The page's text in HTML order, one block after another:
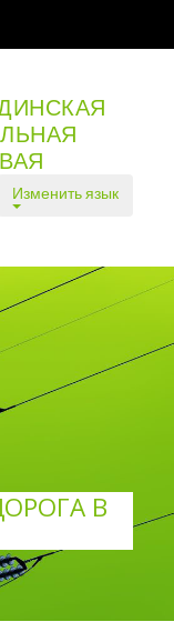
Изменить язык
В